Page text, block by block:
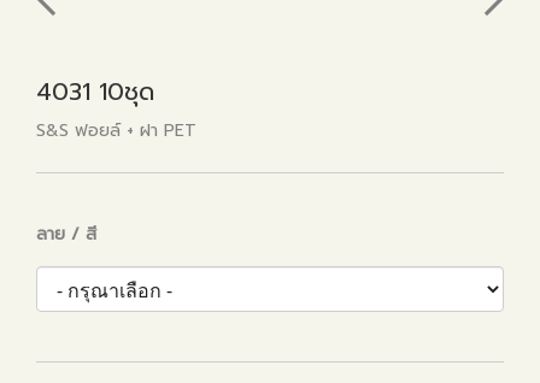
4031 10ชุด
S&S ฟอยล์ + ฝา PET
ลาย / สี